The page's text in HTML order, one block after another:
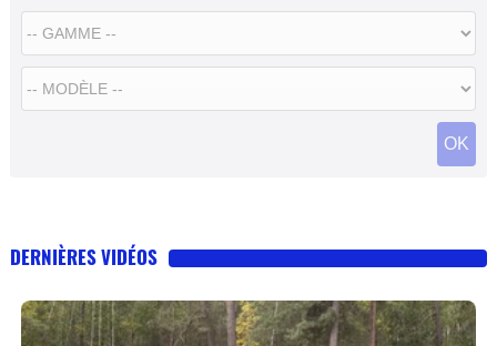
OK
DERNIÈRES VIDÉOS